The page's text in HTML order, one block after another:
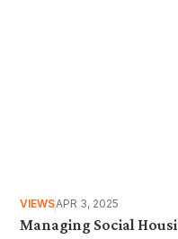
VIEWSAPR 3, 2025
Managing Social